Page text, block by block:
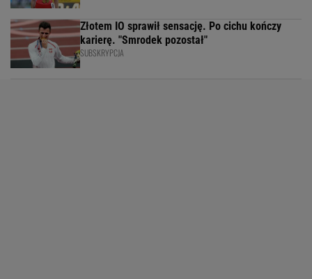
Złotem IO sprawił sensację. Po cichu kończy
karierę. "Smrodek pozostał"
SUBSKRYPCJA